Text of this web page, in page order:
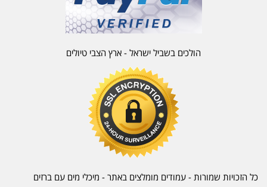
הולכים בשביל ישראל - ארץ הצבי טיולים
כל הזכויות שמורות - עמודים מומלצים באתר - מיכלי מים עם ברזים